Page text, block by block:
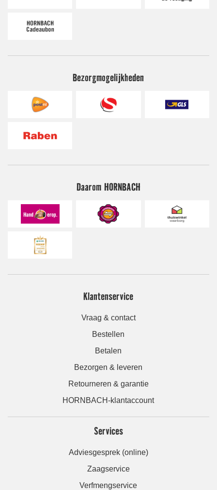
Bezorgmogelijkheden
Daarom HORNBACH
Klantenservice
Vraag & contact
Bestellen
Betalen
Bezorgen & leveren
Retourneren & garantie
HORNBACH-klantaccount
Services
Adviesgesprek (online)
Zaagservice
Verfmengservice